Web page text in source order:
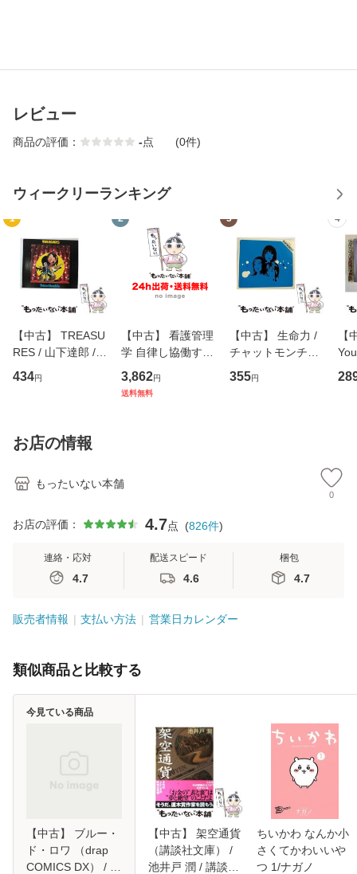
レビュー
商品の評価： -点 (0件)
ウィークリーランキング
1
【中古】 TREASU
RES / 山下達郎 /
イーストウエス
ト・ジャパン [CD]
434円
2
【中古】 看護管理
学 自律し協働する
専門職の看護マネ
ジメントスキル 改
3,862円
送料無料
3
【中古】 生命力 /
チャットモンチー /
キューンレコード
[CD]【メール便送
355円
4
【
のが
お店の情報
もったいない本舗
0
お店の評価： 4.7点 (826件)
連絡・応対
4.7
配送スピード
4.6
梱包
4.7
販売者情報 支払い方法 営業日カレンダー
類似商品と比較する
【中古】 ブルー・
ド・ロワ （drap
COMICS DX） / 天
今見ている商品
【中古】 架空通貨
（講談社文庫） /
池井戸 潤 / 講談社
ちいかわ なんか小
さくてかわいいや
つ 1/ナガノ